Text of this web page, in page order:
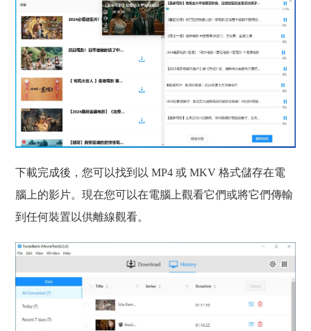
下載完成後，您可以找到以 MP4 或 MKV 格式儲存在電
腦上的影片。現在您可以在電腦上觀看它們或將它們傳輸
到任何裝置以供離線觀看。